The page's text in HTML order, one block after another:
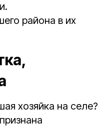
района в их
хозяйка на селе?